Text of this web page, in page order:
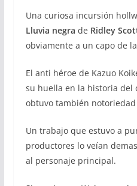
Una curiosa incursión
Lluvia negra de Ridley
obviamente a un capo de
El anti héroe de Kazuo
su huella en la historia del
obtuvo también
Un trabajo que estuvo a
productores lo veían
al personaje principal.